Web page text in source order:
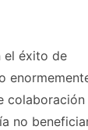
el éxito de
colaboración
no